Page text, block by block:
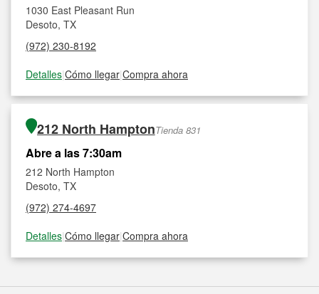
1030 East Pleasant Run
Desoto, TX
(972) 230-8192
Detalles|Cómo llegar|Compra ahora
212 North HamptonTienda 831
Abre a las 7:30am
212 North Hampton
Desoto, TX
(972) 274-4697
Detalles|Cómo llegar|Compra ahora